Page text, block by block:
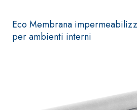
Eco Membrana
per ambienti interni
ZIP ANTI
AQUAZIP ONE PRO
polimero cementizia